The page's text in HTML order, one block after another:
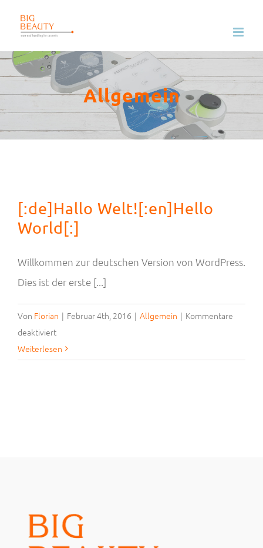
Inhalt
springen
Allgemein
[:de]Hallo Welt![:en]Hello
World[:]
Willkommen zur deutschen Version von WordPress.
Dies ist der erste [...]
Von Florian | Februar 4th, 2016 | Allgemein | Kommentare
deaktiviertfür
[:de]Hallo
Weiterlesen